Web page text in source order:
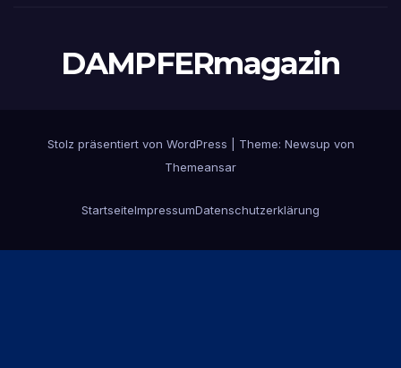
DAMPFERmagazin
Stolz präsentiert von WordPress Theme: Newsup von
Themeansar
StartseiteImpressumDatenschutzerklärung